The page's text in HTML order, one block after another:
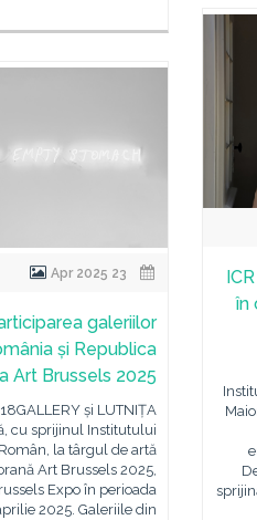
în
galeriilor
și Republica
Art Brussels 2025
și LUTNIȚA
cu sprijinul Institutului
la târgul de artă
Art Brussels 2025,
Expo în perioada
2025. Galeriile din